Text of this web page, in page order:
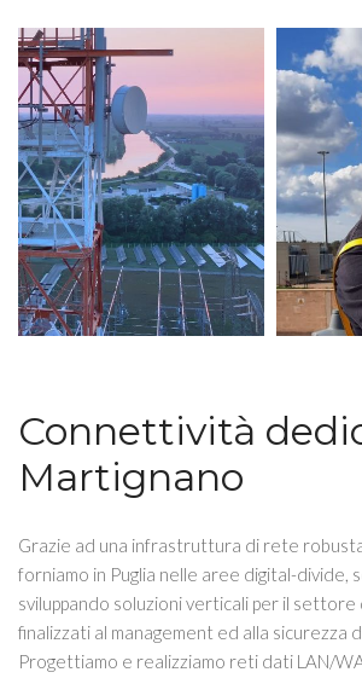
Connettività
Martignano
Grazie ad una infrastruttura di rete
forniamo in Puglia nelle aree digital-divide,
sviluppando soluzioni verticali per il settore
finalizzati al management ed alla sicurezza
Progettiamo e realizziamo reti dati LAN/